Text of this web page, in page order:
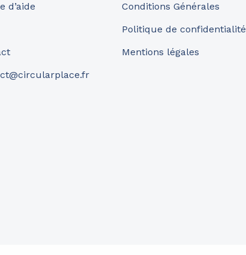
d’aide
Conditions Générales
Politique de confidentialité
Mentions légales